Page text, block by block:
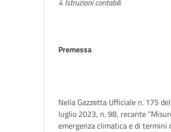
4 Istruzioni contabili
Premessa
Nella Gazzetta Ufficiale n. 175
luglio 2023, n. 98, recante
emergenza climatica e di termini